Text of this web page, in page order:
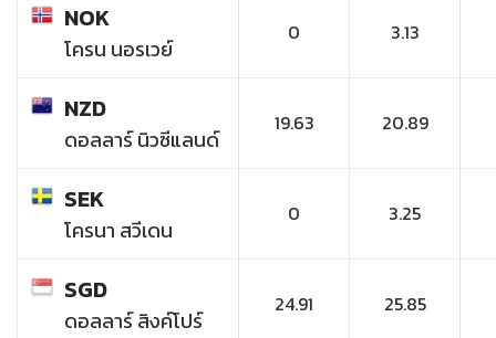
NOK
โครน นอรเวย์
0 3.13
NZD
ดอลลาร์ นิวซีแลนด์
19.63 20.89
SEK
โครนา สวีเดน
0 3.25
SGD
ดอลลาร์ สิงค์โปร์
24.91 25.85